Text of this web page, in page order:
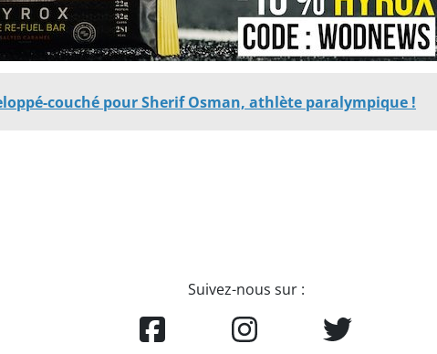
couché pour Sherif Osman, athlète paralympique !
Suivez-nous sur :